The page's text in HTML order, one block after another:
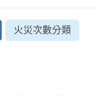
火災次數分類